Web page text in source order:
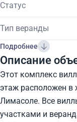
Статус
Тип веранды
Подробнее
Описание
Этот комплекс
этаж расположен
Лимасоле. Все
участками и